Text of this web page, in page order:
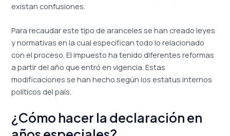
existan confusiones.
Para recaudar este tipo de aranceles se han creado leyes
y normativas en la cual especifican todo lo relacionado
con el proceso. El impuesto ha tenido diferentes reformas
a partir del año que entró en vigencia. Estas
modificaciones se han hecho según los estatus internos
políticos del país.
¿Cómo hacer la declaración en